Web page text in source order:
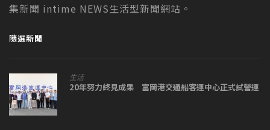
集新聞 intime NEWS生活型新聞網站。
隨選新聞
生活
20年努力終見成果 富岡港交通船客運中心正式試營運